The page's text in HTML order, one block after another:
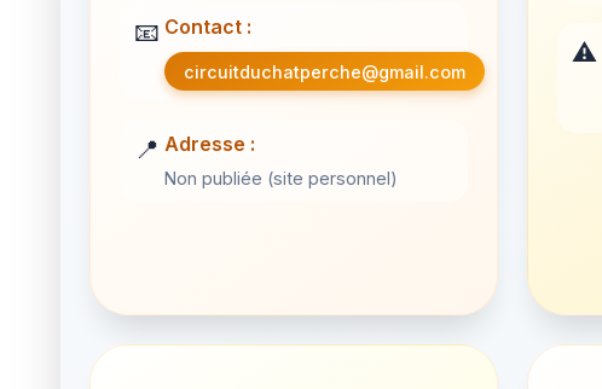
📧 Contact :
circuitduchatperche@gmail.com
📍 Adresse :
Non publiée (site personnel)
⚠️